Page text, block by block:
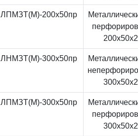
ЛПМЗТ(М)-200x50пр
ЛНМЗТ(М)-300x50пр
ЛПМЗТ(М)-300x50пр